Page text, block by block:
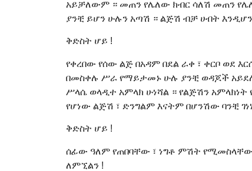
አይቻለውም ። መጠን የሌለው ክብር ሳለሽ መጠን
ያንቺ ይሆን ሁሉን አጣሽ ። ልጅሽ ብቻ ሀብት
ቅድስት ሆይ !
የቀረበው የሰው ልጅ በአዳም በደል ራቀ ፣ ቀርቦ ወደ
በመስቀሉ ሥራ የማይታመኑ ሁሉ ያንቺ ወዳጆች
ሥላሴ ወላዲተ አምላክ ሁነሻል ። የልጅሽን
የሆነው ልጅሽ ፣ ድንግልም እናትም በሆንሽው ባንቺ
ቅድስት ሆይ !
ሰፊው ዓለም የጠበባቸው ፣ ነግቶ ምሽት የሚመስላቸው
ለምኚልን !